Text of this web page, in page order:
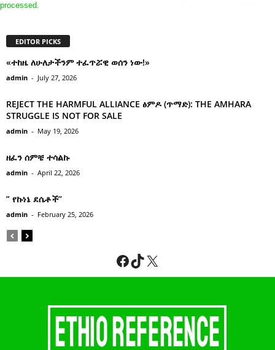
processed.
EDITOR PICKS
«ተከዜ ለሁለታችንም ተፈጥሯዊ ወሰን ነው!»
admin - July 27, 2026
REJECT THE HARMFUL ALLIANCE ፅምዶ (ጥማድ): THE AMHARA
STRUGGLE IS NOT FOR SALE
admin - May 19, 2026
ዘፈን ሰምቼ ተሳልኩ
admin - April 22, 2026
” የኩነኔ ደሴቶች’’
admin - February 25, 2026
Facebook
TikTok
X